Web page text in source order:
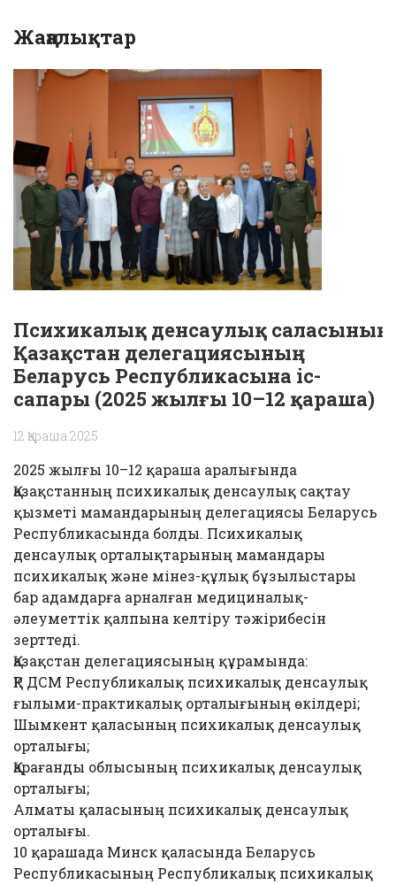
Жаңалықтар
Психикалық денсаулық саласының
Қазақстан делегациясының
Беларусь Республикасына іс-
сапары (2025 жылғы 10–12 қараша)
12 Қараша 2025
2025 жылғы 10–12 қараша аралығында
Қазақстанның психикалық денсаулық сақтау
қызметі мамандарының делегациясы Беларусь
Республикасында болды. Психикалық
денсаулық орталықтарының мамандары
психикалық және мінез-құлық бұзылыстары
бар адамдарға арналған медициналық-
әлеуметтік қалпына келтіру тәжірибесін
зерттеді.
Қазақстан делегациясының құрамында:
ҚР ДСМ Республикалық психикалық денсаулық
ғылыми-практикалық орталығының өкілдері;
Шымкент қаласының психикалық денсаулық
орталығы;
Қарағанды облысының психикалық денсаулық
орталығы;
Алматы қаласының психикалық денсаулық
орталығы.
10 қарашада Минск қаласында Беларусь
Республикасының Республикалық психикалық